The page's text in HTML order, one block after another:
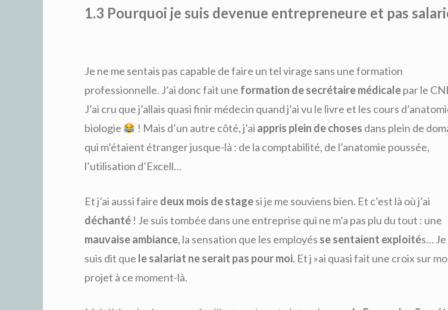
1.3 Pourquoi je suis devenue entrepreneure et pas
Je ne me sentais pas capable de faire un tel virage sans une formation
professionnelle. J’ai donc fait une formation de secrétaire médicalepar le
J’ai cru que j’allais quasi finir médecin quand j’ai vu le livre et les cours
biologie
! Mais d’un autre côté, j’ai appris plein de choses dans plein de
qui m’étaient étranger jusque-là : de la comptabilité, de l’anatomie poussée,
l’utilisation d’Excell…
Et j’ai aussi faire deux mois de stagesi je me souviens bien. Et c’est là où j’ai
déchanté ! Je suis tombée dans une entreprise qui ne m’a pas plu du tout : une
mauvaise ambiance, la sensation que les employés se sentaient exploités… Je
suis dit que le salariat ne serait pas pour moi. Et j »ai quasi fait une croix sur
projet à ce moment-là.